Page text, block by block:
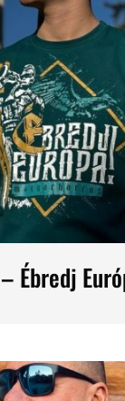
Ébredj